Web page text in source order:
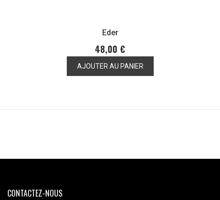
Eder
48,00 €
AJOUTER AU PANIER
CONTACTEZ-NOUS